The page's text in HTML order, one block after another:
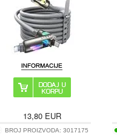
13,80 EUR
BROJ PROIZVODA:3017175